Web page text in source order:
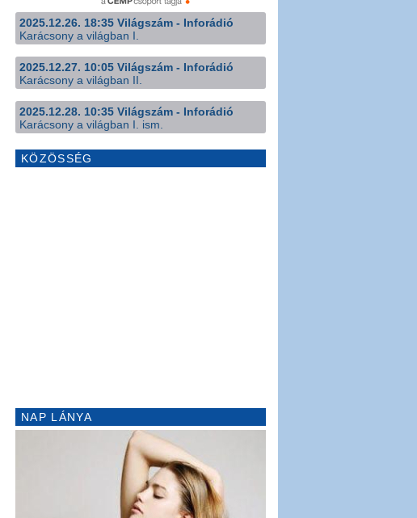
2025.12.26. 18:35 Világszám - Inforádió
Karácsony a világban I.
2025.12.27. 10:05 Világszám - Inforádió
Karácsony a világban II.
2025.12.28. 10:35 Világszám - Inforádió
Karácsony a világban I. ism.
KÖZÖSSÉG
NAP LÁNYA